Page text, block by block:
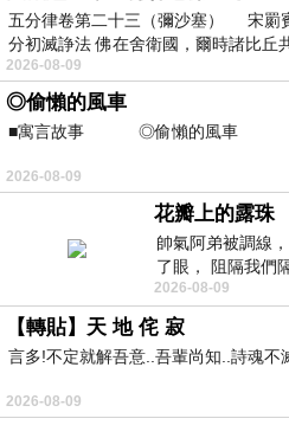
五分律卷第二十三（彌沙塞） 宋罽
分初滅諍法 佛在舍衛國，爾時諸比丘
2026-08-09
◎偷懶的風車
■寓言故事 ◎偷懶的風車
⊕潘文良
常颳風的山丘上—&m
2026-08-09
花瓣上的露珠
帥氣阿弟被調線
了眼， 阻隔我們
什麼顏色衣服， 不
2026-08-09
【轉貼】天 地 侘 寂
言多!不定就解吾意..吾輩尚知..詩魂不
2026-08-09